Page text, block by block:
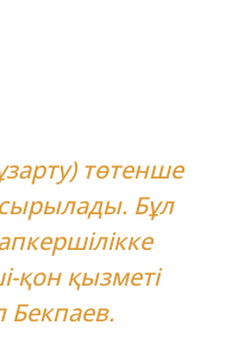
төтенше
Бұл
қон қызметі
Бекпаев.